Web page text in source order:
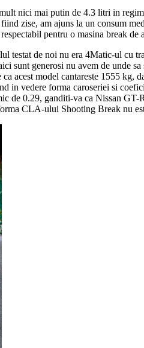
nici mai putin de 4.3 litri in
zise, am ajuns la un consum
pentru o masina break de
testat de noi nu era 4Matic-ul cu
generosi nu avem de unde
acest model cantareste 1555 kg,
in vedere forma caroseriei si
de 0.29, ganditi-va ca Nissan
CLA-ului Shooting Break nu